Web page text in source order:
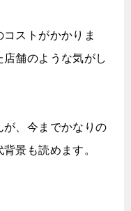
ストがかかりま
舗のような気がし
、今までかなりの
景も読めます。